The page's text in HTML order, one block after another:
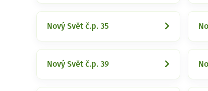
Nový Svět č.p. 35
Nový Svět č.p. 39